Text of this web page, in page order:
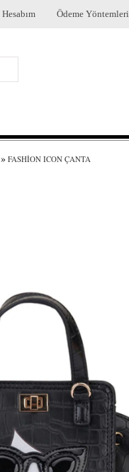
Hesabım Ödeme Yöntemleri
» FASHION ICON ÇANTA